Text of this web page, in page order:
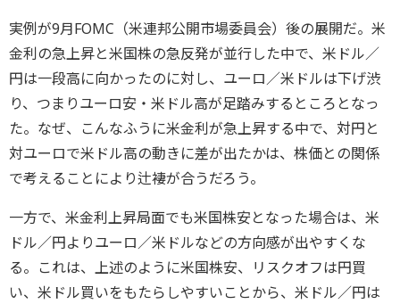
実例が9月FOMC（米連邦公開市場委員会）後の展開だ。米
金利の急上昇と米国株の急反発が並行した中で、米ドル／
円は一段高に向かったのに対し、ユーロ／米ドルは下げ渋
り、つまりユーロ安・米ドル高が足踏みするところとなっ
た。なぜ、こんなふうに米金利が急上昇する中で、対円と
対ユーロで米ドル高の動きに差が出たかは、株価との関係
で考えることにより辻褄が合うだろう。
一方で、米金利上昇局面でも米国株安となった場合は、米
ドル／円よりユーロ／米ドルなどの方向感が出やすくな
る。これは、上述のように米国株安、リスクオフは円買
い、米ドル買いをもたらしやすいことから、米ドル／円は